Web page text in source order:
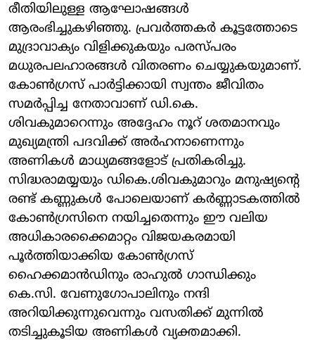
രീതിയിലുള്ള ആഘോഷങ്ങൾ
ആരംഭിച്ചുകഴിഞ്ഞു. പ്രവർത്തകർ കൂട്ടത്തോടെ
മുദ്രാവാക്യം വിളിക്കുകയും പരസ്പരം
മധുരപലഹാരങ്ങൾ വിതരണം ചെയ്യുകയുമാണ്.
കോൺഗ്രസ് പാർട്ടിക്കായി സ്വന്തം ജീവിതം
സമർപ്പിച്ച നേതാവാണ് ഡി.കെ.
ശിവകുമാറെന്നും അദ്ദേഹം നൂറ് ശതമാനവും
മുഖ്യമന്ത്രി പദവിക്ക് അർഹനാണെന്നും
അണികൾ മാധ്യമങ്ങളോട് പ്രതികരിച്ചു.
സിദ്ധരാമയ്യയും ഡികെ.ശിവകുമാറും മനുഷ്യന്റെ
രണ്ട് കണ്ണുകൾ പോലെയാണ് കർണ്ണാടകത്തിൽ
കോൺഗ്രസിനെ നയിച്ചതെന്നും ഈ വലിയ
അധികാരക്കൈമാറ്റം വിജയകരമായി
പൂർത്തിയാക്കിയ കോൺഗ്രസ്
ഹൈക്കമാൻഡിനും രാഹുൽ ഗാന്ധിക്കും
കെ.സി. വേണുഗോപാലിനും നന്ദി
അറിയിക്കുന്നുവെന്നും വസതിക്ക് മുന്നിൽ
തടിച്ചുകൂടിയ അണികൾ വ്യക്തമാക്കി.